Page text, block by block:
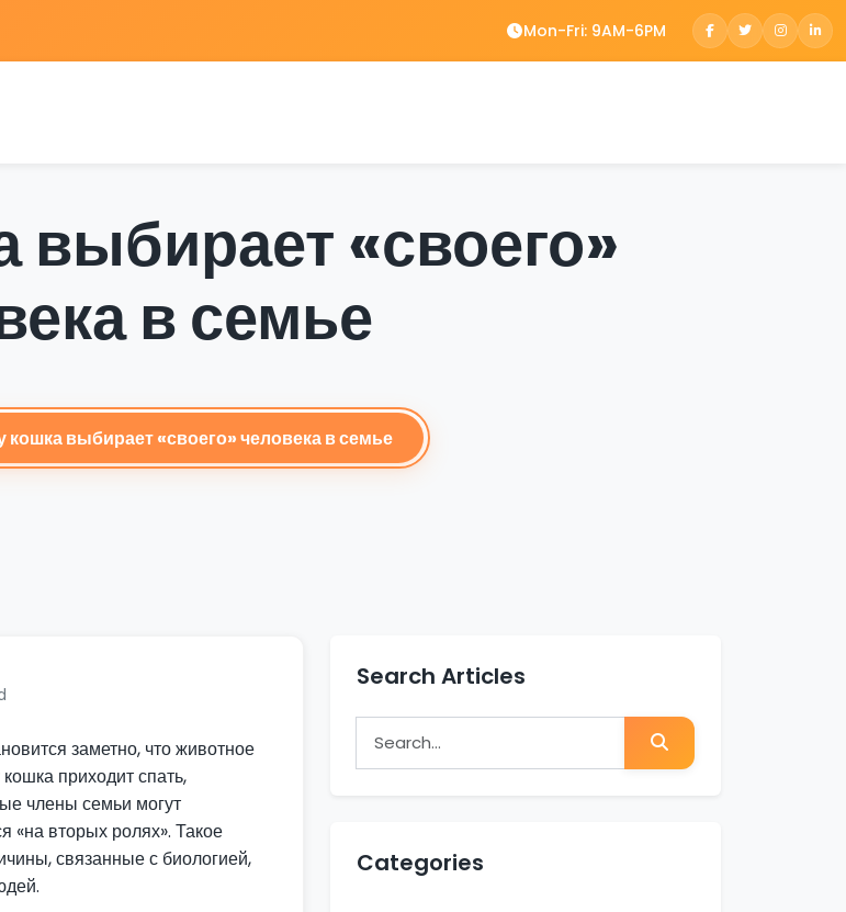
Mon-Fri: 9AM-6PM
выбирает «своего»
в семье
кошка выбирает «своего» человека в семье
заметно, что животное
приходит спать,
члены семьи могут
«на вторых ролях». Такое
связанные с биологией,
Search Articles
Categories